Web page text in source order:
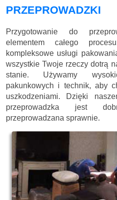
PRZEPROWADZKI
Przygotowanie do
elementem całego
kompleksowe usługi
wszystkie Twoje rzeczy dotrą
stanie. Używamy
pakunkowych i technik, aby
uszkodzeniami. Dzięki
przeprowadzka jest
przeprowadzana sprawnie.